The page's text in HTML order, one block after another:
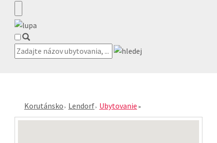
Korutánsko Lendorf Ubytovanie